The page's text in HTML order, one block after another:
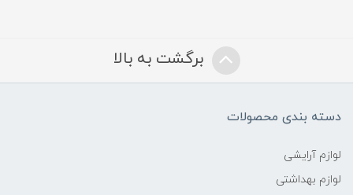
برگشت به بالا
دسته بندی محصولات
لوازم آرایشی
لوازم بهداشتی